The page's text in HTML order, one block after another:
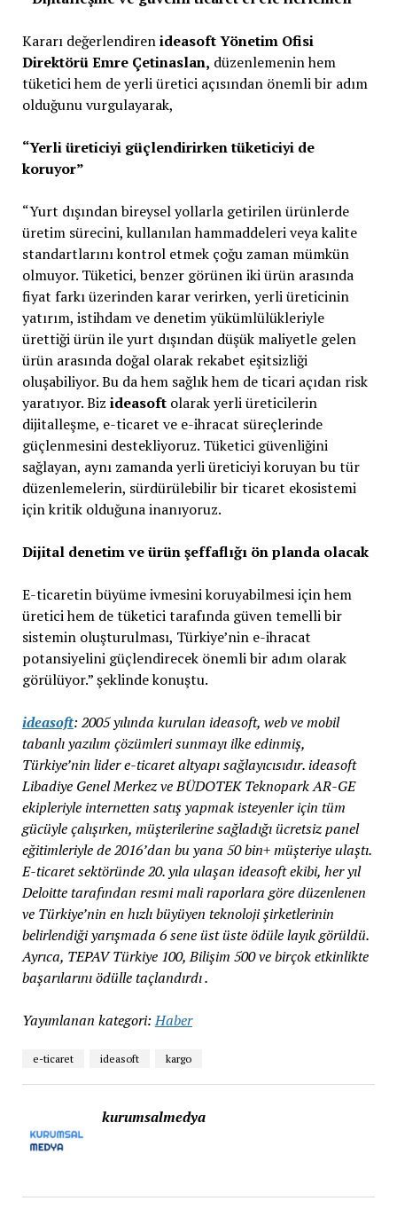
Kararı değerlendirenideasoft Yönetim Ofisi
Direktörü Emre Çetinaslan, düzenlemenin hem
tüketici hem de yerli üretici açısından önemli bir adım
olduğunu vurgulayarak,
“Yerli üreticiyi güçlendirirken tüketiciyi de
koruyor”
“Yurt dışından bireysel yollarla getirilen ürünlerde
üretim sürecini, kullanılan hammaddeleri veya kalite
standartlarını kontrol etmek çoğu zaman mümkün
olmuyor. Tüketici, benzer görünen iki ürün arasında
fiyat farkı üzerinden karar verirken, yerli üreticinin
yatırım, istihdam ve denetim yükümlülükleriyle
ürettiği ürün ile yurt dışından düşük maliyetle gelen
ürün arasında doğal olarak rekabet eşitsizliği
oluşabiliyor. Bu da hem sağlık hem de ticari açıdan risk
yaratıyor. Biz ideasoftolarak yerli üreticilerin
dijitalleşme, e-ticaret ve e-ihracat süreçlerinde
güçlenmesini destekliyoruz. Tüketici güvenliğini
sağlayan, aynı zamanda yerli üreticiyi koruyan bu tür
düzenlemelerin, sürdürülebilir bir ticaret ekosistemi
için kritik olduğuna inanıyoruz.
Dijital denetim ve ürün şeffaflığı ön planda olacak
E-ticaretin büyüme ivmesini koruyabilmesi için hem
üretici hem de tüketici tarafında güven temelli bir
sistemin oluşturulması, Türkiye’nin e-ihracat
potansiyelini güçlendirecek önemli bir adım olarak
görülüyor.” şeklinde konuştu.
ideasoft: 2005 yılında kurulan ideasoft, web ve mobil
tabanlı yazılım çözümleri sunmayı ilke edinmiş,
Türkiye’nin lider e-ticaret altyapı sağlayıcısıdır. ideasoft
Libadiye Genel Merkez ve BÜDOTEK Teknopark AR-GE
ekipleriyle internetten satış yapmak isteyenler için tüm
gücüyle çalışırken, müşterilerine sağladığı ücretsiz panel
eğitimleriyle de 2016’dan bu yana 50 bin+ müşteriye ulaştı.
E-ticaret sektöründe 20. yıla ulaşan ideasoft ekibi, her yıl
Deloitte tarafından resmi mali raporlara göre düzenlenen
ve Türkiye’nin en hızlı büyüyen teknoloji şirketlerinin
belirlendiği yarışmada 6 sene üst üste ödüle layık görüldü.
Ayrıca, TEPAV Türkiye 100, Bilişim 500 ve birçok etkinlikte
başarılarını ödülle taçlandırdı .
Yayımlanan kategori: Haber
e-ticaret ideasoft kargo
kurumsalmedya